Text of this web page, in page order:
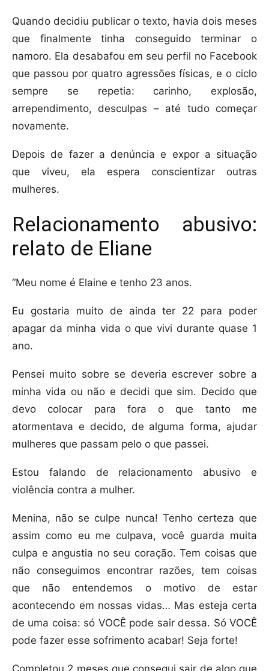
Quando decidiu publicar o texto, havia dois meses
que finalmente tinha conseguido terminar o
namoro. Ela desabafou em seu perfil no Facebook
que passou por quatro agressões físicas, e o ciclo
sempre se repetia: carinho, explosão,
arrependimento, desculpas – até tudo começar
novamente.
Depois de fazer a denúncia e expor a situação
que viveu, ela espera conscientizar outras
mulheres.
Relacionamento abusivo:
relato de Eliane
“Meu nome é Elaine e tenho 23 anos.
Eu gostaria muito de ainda ter 22 para poder
apagar da minha vida o que vivi durante quase 1
ano.
Pensei muito sobre se deveria escrever sobre a
minha vida ou não e decidi que sim. Decido que
devo colocar para fora o que tanto me
atormentava e decido, de alguma forma, ajudar
mulheres que passam pelo o que passei.
Estou falando de relacionamento abusivo e
violência contra a mulher.
Menina, não se culpe nunca! Tenho certeza que
assim como eu me culpava, você guarda muita
culpa e angustia no seu coração. Tem coisas que
não conseguimos encontrar razões, tem coisas
que não entendemos o motivo de estar
acontecendo em nossas vidas… Mas esteja certa
de uma coisa: só VOCÊ pode sair dessa. Só VOCÊ
pode fazer esse sofrimento acabar! Seja forte!
Completou 2 meses que consegui sair de algo que